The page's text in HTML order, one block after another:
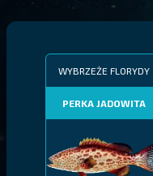
WYBRZEŻE FLORYDY
PERKA JADOWITA
FILTRY
MALAWI
PYSZCZAK ZACHODNI